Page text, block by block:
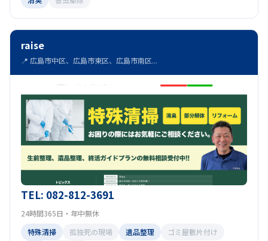
raise
📍 広島市中区、広島市東区、広島市南区...
TEL: 082-812-3691
24時間365日・年中無休
特殊清掃
孤独死の現場 遺品整理
ゴミ屋敷片付け